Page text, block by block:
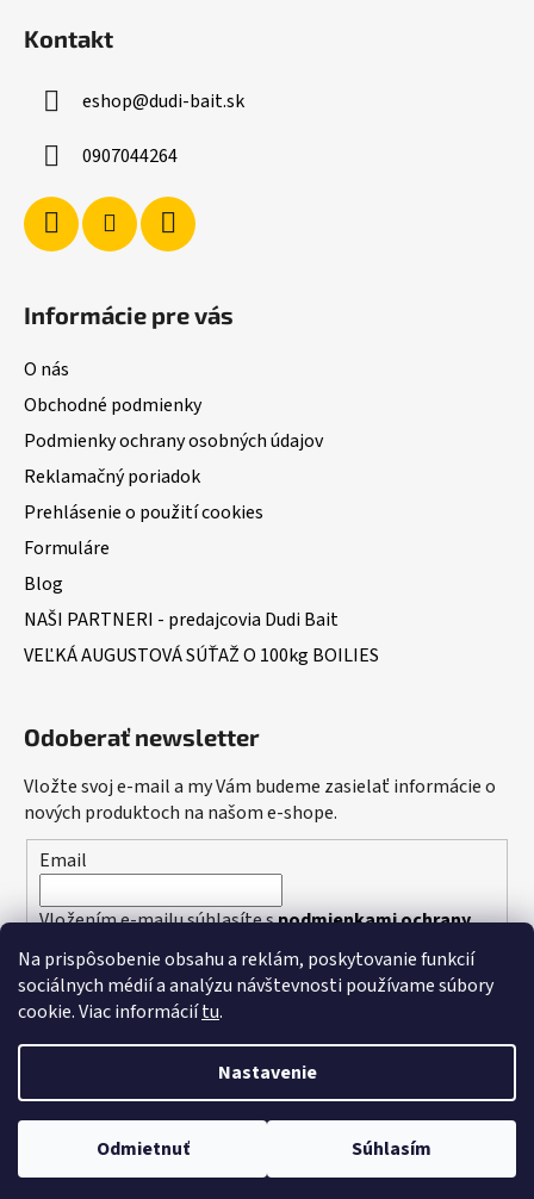
Na prispôsobenie obsahu a reklám, poskytovanie funkcií
sociálnych médií a analýzu návštevnosti používame súbory
cookie. Viac informáciítu.
Nastavenie
Odmietnuť Súhlasím
Kontakt
eshop@dudi-bait.sk
0907044264
Informácie pre vás
O nás
Obchodné podmienky
Podmienky ochrany osobných údajov
Reklamačný poriadok
Prehlásenie o použití cookies
Formuláre
Blog
NAŠI PARTNERI - predajcovia Dudi Bait
VEĽKÁ AUGUSTOVÁ SÚŤAŽ O 100kg BOILIES
Odoberať newsletter
Vložte svoj e-mail a my Vám budeme zasielať informácie o
nových produktoch na našom e-shope.
Email
Vložením e-mailu súhlasíte spodmienkami ochrany
osobných údajov
PRIHLÁSIŤ SA
Vytvoril Shoptet
Copyright 2026Dudi Bait . Všetky práva vyhradené.
nastavenie cookies